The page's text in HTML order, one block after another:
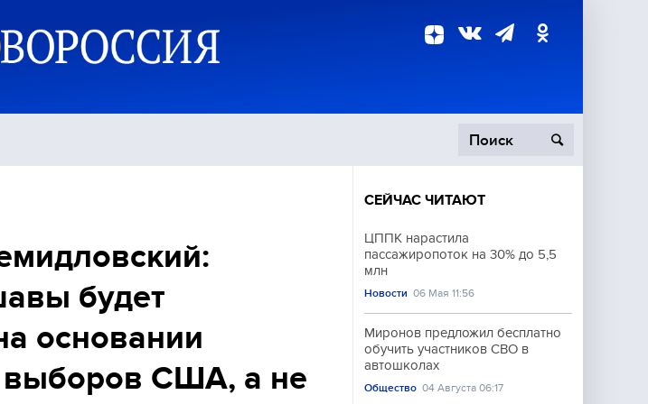
Происшествия
будет
основании
выборов США, а не
СЕЙЧАС ЧИТАЮТ
ЦППК нарастила
пассажиропоток на 30% до 5,5
млн
Новости 06 Мая 11:56
Миронов предложил бесплатно
обучить участников СВО в
автошколах
Общество 04 Августа 06:17